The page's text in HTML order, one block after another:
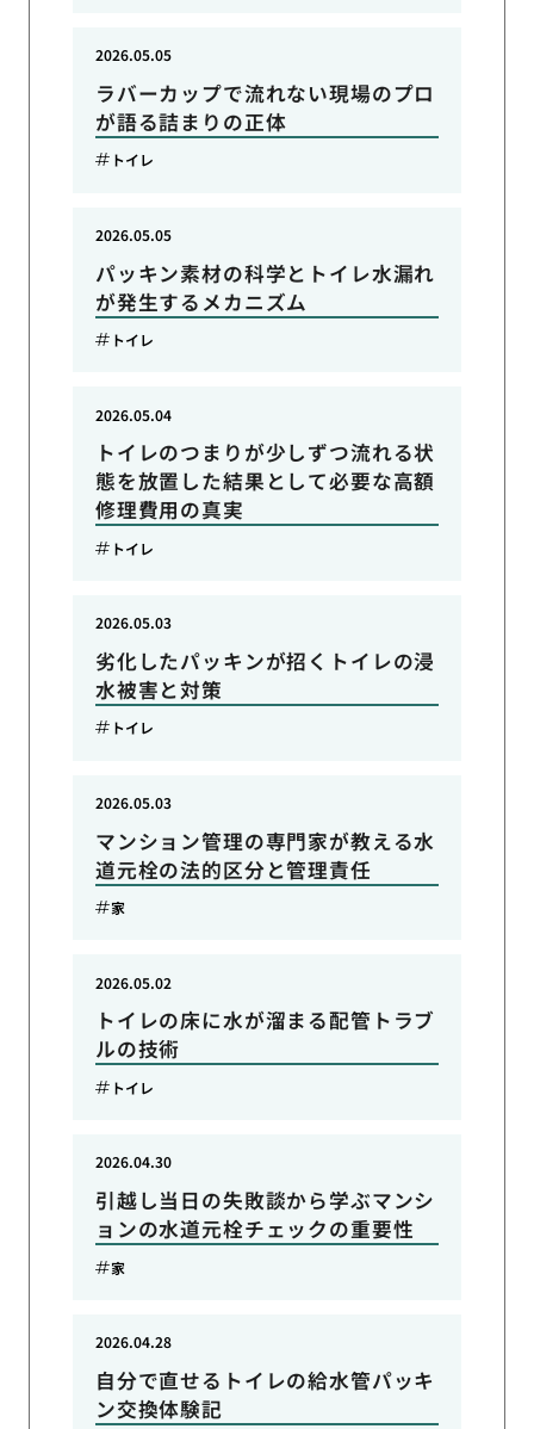
ラバーカップで流れない現場のプロ
が語る詰まりの正体
2026.05.05
トイレ
パッキン素材の科学とトイレ水漏れ
が発生するメカニズム
2026.05.05
トイレ
トイレのつまりが少しずつ流れる状
態を放置した結果として必要な高額
修理費用の真実
2026.05.04
トイレ
劣化したパッキンが招くトイレの浸
水被害と対策
2026.05.03
トイレ
マンション管理の専門家が教える水
道元栓の法的区分と管理責任
2026.05.03
家
トイレの床に水が溜まる配管トラブ
ルの技術
2026.05.02
トイレ
引越し当日の失敗談から学ぶマンシ
ョンの水道元栓チェックの重要性
2026.04.30
家
自分で直せるトイレの給水管パッキ
ン交換体験記
2026.04.28